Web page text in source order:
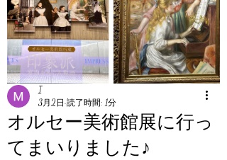
オルセー美術館展に行っ
てまいりました♪
I
3月2日 読了時間: 1分